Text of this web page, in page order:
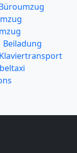
Beiladung
Klaviertransport